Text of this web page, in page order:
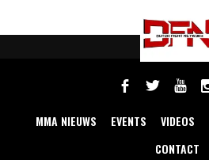
MMA NIEUWS EVENTS VIDEOS
CONTACT